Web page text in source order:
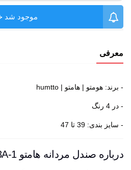
موجود شد
معرفی
- برند: هومتو | هامتو | humtto
- در 4 رنگ
- سایز بندی: 39 تا 47
درباره صندل مردانه هامتو humtto 740093A-1